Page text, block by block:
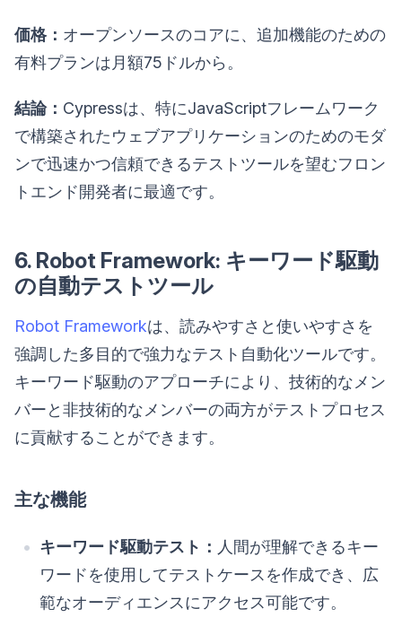
価格： オープンソースのコアに、追加機能のための
有料プランは月額75ドルから。
結論： Cypressは、特にJavaScriptフレームワーク
で構築されたウェブアプリケーションのためのモダ
ンで迅速かつ信頼できるテストツールを望むフロン
トエンド開発者に最適です。
6. Robot Framework: キーワード駆動
の自動テストツール
Robot Frameworkは、読みやすさと使いやすさを
強調した多目的で強力なテスト自動化ツールです。
キーワード駆動のアプローチにより、技術的なメン
バーと非技術的なメンバーの両方がテストプロセス
に貢献することができます。
主な機能
キーワード駆動テスト： 人間が理解できるキー
ワードを使用してテストケースを作成でき、広
範なオーディエンスにアクセス可能です。